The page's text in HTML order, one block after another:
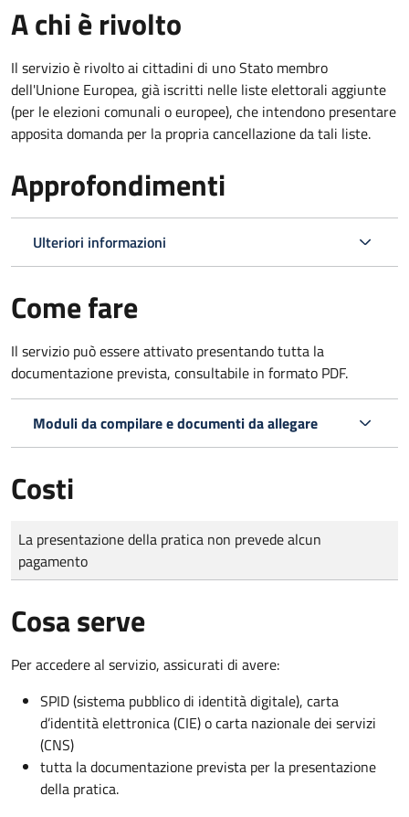
A chi è rivolto
Il servizio è rivolto ai cittadini di uno Stato membro
dell'Unione Europea, già iscritti nelle liste elettorali aggiunte
(per le elezioni comunali o europee), che intendono presentare
apposita domanda per la propria cancellazione da tali liste.
Approfondimenti
Ulteriori informazioni
Come fare
Il servizio può essere attivato presentando tutta la
documentazione prevista, consultabile in formato PDF.
Moduli da compilare e documenti da allegare
Costi
Tipo di pagamento
Importo
La presentazione della pratica non prevede alcun
pagamento
Cosa serve
Per accedere al servizio, assicurati di avere:
SPID (sistema pubblico di identità digitale), carta
d’identità elettronica (CIE) o carta nazionale dei servizi
(CNS)
tutta la documentazione prevista per la presentazione
della pratica.